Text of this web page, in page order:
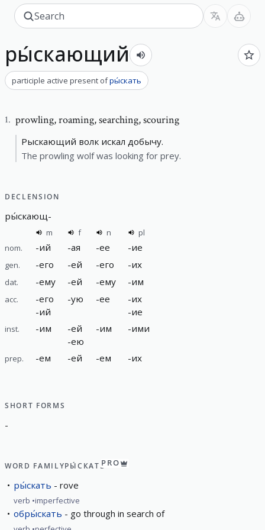
ры́скающий
participle active present ofры́скать
1. prowling,roaming, searching, scouring
Рыскающий волк искал добычу.
The prowling wolf was looking for prey.
DECLENSION
ры́скающ-
m f n
pl
nom.
-ий -ая -ее -ие
gen. -его -ей -его -их
dat. -ему -ей -ему -им
acc. -его
-ий
-ую -ее -их
-ие
inst. -им -ей
-ею
-им -ими
prep. -ем -ей -ем -их
SHORT FORMS
-
WORD FAMILYРЫ́СКАТЬPRO
ры́скать rove
verb imperfective
обры́скать go through in search of